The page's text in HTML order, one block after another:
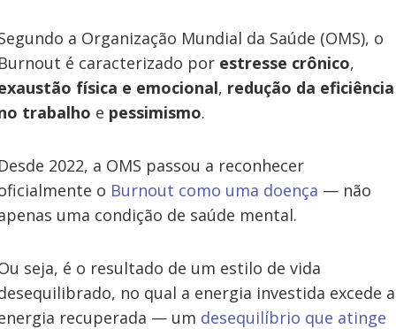
a Organização Mundial da Saúde (OMS), o
é caracterizado por estresse crônico,
física e emocional, redução da eficiência
trabalho e pessimismo.
2022, a OMS passou a reconhecer
o Burnout como uma doença — não
uma condição de saúde mental.
seja, é o resultado de um estilo de vida
no qual a energia investida excede a
recuperada — um desequilíbrio que atinge